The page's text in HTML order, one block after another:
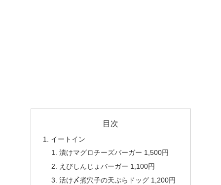
目次
イートイン
漬けマグロチーズバーガー 1,500円
えびしんじょバーガー 1,100円
活け〆煮穴子の天ぷらドッグ 1,200円